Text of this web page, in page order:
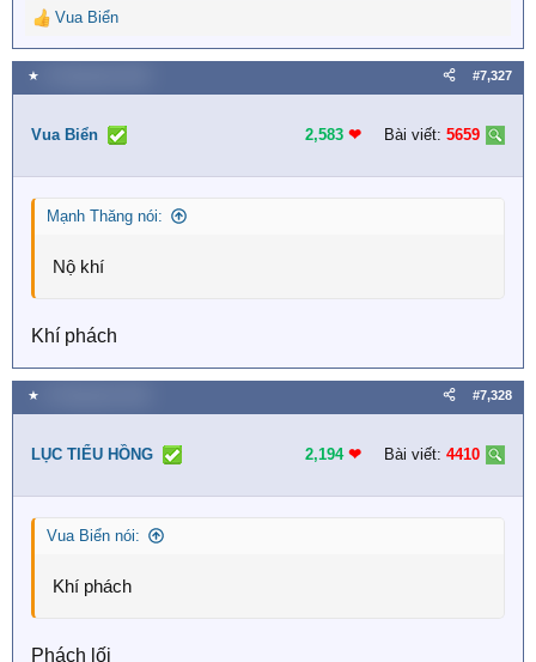
R
e
a
c
i
n
s
Vua Biển
★ #7,327
Vua Biển 2,583 ❤︎ Bài viết: 5659
Mạnh Thăng nói:
Nộ khí
Khí phách
★ #7,328
LỤC TIỂU HỒNG 2,194 ❤︎ Bài viết: 4410
Vua Biển nói:
Khí phách
Phách lối